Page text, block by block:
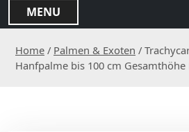
MENU
Home / Palmen & Exoten /
Hanfpalme bis 100 cm